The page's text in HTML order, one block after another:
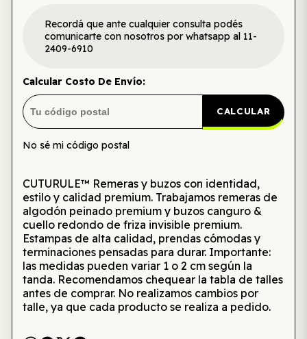
Recordá que ante cualquier consulta podés
comunicarte con nosotros por whatsapp al 11-
2409-6910
Calcular Costo De Envío:
CALCULAR
No sé mi código postal
CUTURULE™ Remeras y buzos con identidad,
estilo y calidad premium. Trabajamos remeras de
algodón peinado premium y buzos canguro &
cuello redondo de friza invisible premium.
Estampas de alta calidad, prendas cómodas y
terminaciones pensadas para durar. Importante:
las medidas pueden variar 1 o 2 cm según la
tanda. Recomendamos chequear la tabla de talles
antes de comprar. No realizamos cambios por
talle, ya que cada producto se realiza a pedido.